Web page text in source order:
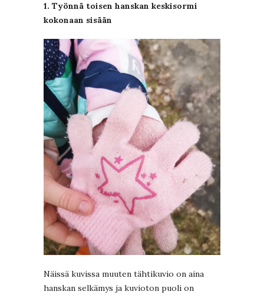
1. Työnnä toisen hanskan keskisormi
kokonaan sisään
Näissä kuvissa muuten tähtikuvio on aina
hanskan selkämys ja kuvioton puoli on